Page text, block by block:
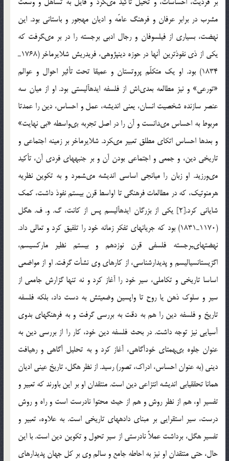
مشرب در برابر عرفان و فرهنگ عامّه و اديان مهجور و باستانى بود. اين
نهضت، بسيارى از فيلسوفان و رجال ادبى برجسته را در بر مى‏گرفت كه
يكى از ذى نفوذترين آن‏ها در حوزه دين‏پژوهى، فريدريش شلايرماخر (1768ـ
1834) بود. او يك متكلّم پروتستان و عميقا تحت تأثير احوال و عوالم
«تورعى» و نيز مطالعه بعدى‏اش از فلسفه ايده‏آليستى بود. او از ميان سه
عنصر سازنده شخصيت انسان، يعنى انديشه، عمل و احساس، دين را عمدتا
مربوط به احساس مى‏دانست و آن را در اصل تجربه بى‏واسطه «بى نهايت»
و بعدها احساس اتكاى مطلق تعبير مى‏كرد. شلايرماخر بر زمينه اجتماعى و
تاريخى دين، و جمعى و اجتماعى بودن آن و بر جنبه‏هاى فردى آن، تأكيد
مى‏ورزيد. او زبان را ميانجى اساسى انديشه مى‏شمرد و به تكوين نظريه
هرمنوتيك، كه در مطالعات فرهنگى تا اواسط قرن بيستم نفوذ داشت، كمك
شايانى كرد.[2] يكى از بزرگان ايده‏آليسم پس از كانت، گ. و. ف. هگل
(1170ـ1831) بود كه جريان‏هاى تفكر زمانه خود را تلفيق كرد و تعالى داد.
نهضت‏هاى‏برجسته فلسفى قرن نوزدهم و بيستم نظير ماركسيسم،
اگزيستانسياليسم و پديدارشناسى، از كارهاى وى نشأت گرفت. او از مواضعى
اساسا تاريخى و تكاملى، سير خود را آغاز كرد و نه تنها گزارش جامعى از
سير و سلوك ذهن يا روح تا واپسين وضعيتش به دست داد، بلكه فلسفه
تاريخ و فلسفه دين را هم به دقت به بررسى گرفت و به فرهنگ‏هاى بدوى
آسيايى نيز توجه داشت. در بحث فلسفه دين خود، كار را از بررسى دين به
عنوان جلوه بى‏همتاى خودآگاهى، آغاز كرد و به تحليل آگاهى و رهيافت
دينى (به عنوان احساس، ادراك، تصور) رسيد. از نظر هگل، تاريخ عينى اديان
همانا تحقق‏يابى انديشه انتزاعى دين است. منتقدان او بر اين باورند كه تعبير و
تفسير او، هم از نظر روش و هم از حيث محتوا نادرست است و راه و روش
درست، سير استقرايى بر مبناى داده‏هاى تاريخى است. به علاوه، تعبير و
تفسير هگل، برداشت عملاً نادرستى از سير تحول و تكوين دين است. با اين
حال، حتى منتقدان او نيز به احاطه جامع و سالم وى بر كل جهان پديدارهاى